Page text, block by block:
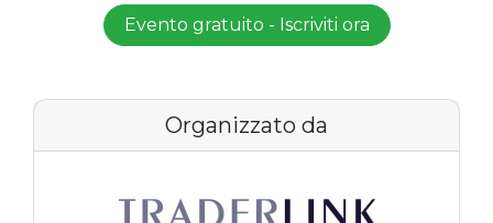
Organizzato da
Evento gratuito - Iscriviti ora